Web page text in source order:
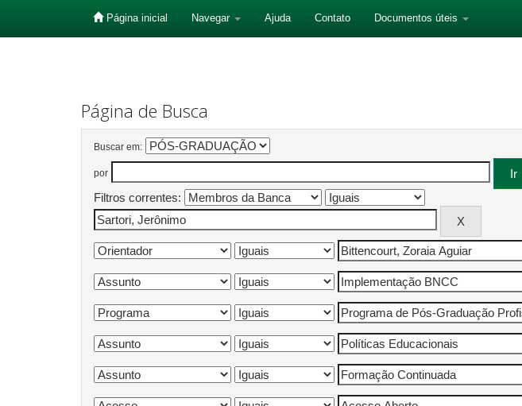
Página inicial Navegar Ajuda Contato Documentos úteis
Página de Busca
Buscar em:
por
Filtros correntes: